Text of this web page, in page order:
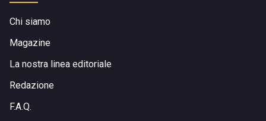
Chi siamo
Magazine
La nostra linea editoriale
Redazione
F.A.Q.